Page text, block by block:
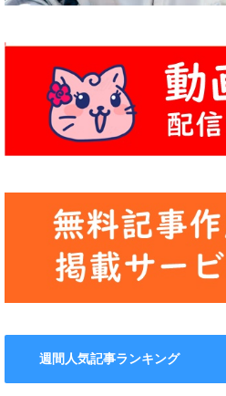
週間人気記事ランキング